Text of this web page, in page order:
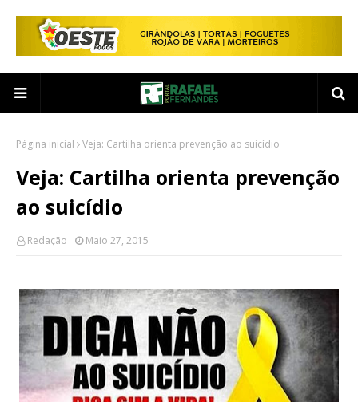
Página inicial Veja: Cartilha orienta prevenção ao suicídio
Veja: Cartilha orienta prevenção
ao suicídio
Redação Maio 27, 2015